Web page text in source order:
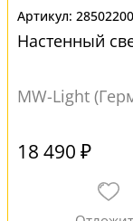
Настенный
MW-Light
18 490 ₽